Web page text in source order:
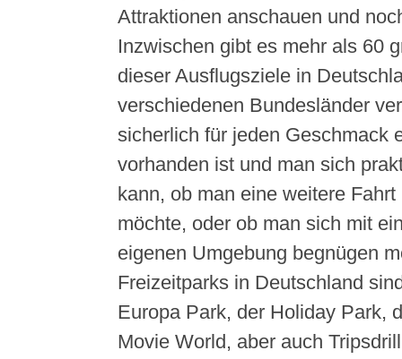
Attraktionen anschauen und
Inzwischen gibt es mehr als 60
dieser Ausflugsziele in
verschiedenen Bundesländer
sicherlich für jeden Geschmack
vorhanden ist und man sich
kann, ob man eine weitere
möchte, oder ob man sich mit
eigenen Umgebung begnügen
Freizeitparks in Deutschland
Europa Park, der Holiday Park,
Movie World, aber auch